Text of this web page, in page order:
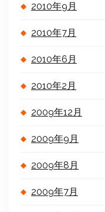
2010年9月
2010年7月
2010年6月
2010年2月
2009年12月
2009年9月
2009年8月
2009年7月